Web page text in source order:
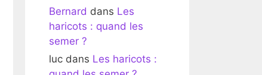
Bernard dans Les
haricots : quand les
semer ?
luc dans Les haricots :